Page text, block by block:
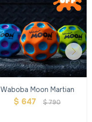
Waboba Moon Martian
$ 647 $790